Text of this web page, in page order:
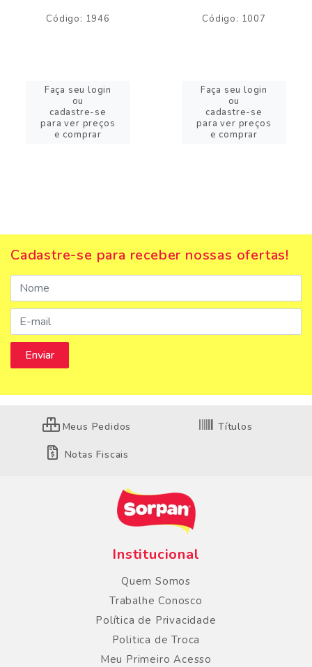
Código: 1946
Faça seu login
ou
cadastre-se
para ver preços
e comprar
Código: 1007
Faça seu login
ou
cadastre-se
para ver preços
e comprar
Cadastre-se para receber nossas ofertas!
Meus Pedidos Títulos
Notas Fiscais
Institucional
Quem Somos
Trabalhe Conosco
Política de Privacidade
Politica de Troca
Meu Primeiro Acesso